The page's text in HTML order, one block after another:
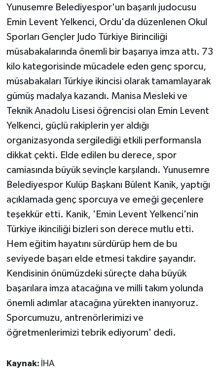
Yunusemre Belediyespor'un başarılı judocusu
Emin Levent Yelkenci, Ordu'da düzenlenen Okul
Sporları Gençler Judo Türkiye Birinciliği
müsabakalarında önemli bir başarıya imza attı. 73
kilo kategorisinde mücadele eden genç sporcu,
müsabakaları Türkiye ikincisi olarak tamamlayarak
gümüş madalya kazandı. Manisa Mesleki ve
Teknik Anadolu Lisesi öğrencisi olan Emin Levent
Yelkenci, güçlü rakiplerin yer aldığı
organizasyonda sergilediği etkili performansla
dikkat çekti. Elde edilen bu derece, spor
camiasında büyük sevinçle karşılandı. Yunusemre
Belediyespor Kulüp Başkanı Bülent Kanik, yaptığı
açıklamada genç sporcuya ve emeği geçenlere
teşekkür etti. Kanik, 'Emin Levent Yelkenci'nin
Türkiye ikinciliği bizleri son derece mutlu etti.
Hem eğitim hayatını sürdürüp hem de bu
seviyede başarı elde etmesi takdire şayandır.
Kendisinin önümüzdeki süreçte daha büyük
başarılara imza atacağına ve milli takım yolunda
önemli adımlar atacağına yürekten inanıyoruz.
Sporcumuzu, antrenörlerimizi ve
öğretmenlerimizi tebrik ediyorum' dedi.
Kaynak: İHA